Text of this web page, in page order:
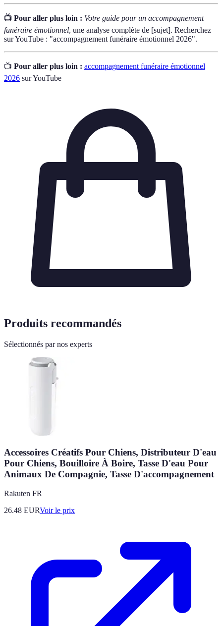
📺 Pour aller plus loin : Votre guide pour un accompagnement
funéraire émotionnel, une analyse complète de [sujet]. Recherchez
sur YouTube : "accompagnement funéraire émotionnel 2026".
📺 Pour aller plus loin : accompagnement funéraire émotionnel
2026 sur YouTube
Produits recommandés
Sélectionnés par nos experts
Accessoires Créatifs Pour Chiens, Distributeur D'eau
Pour Chiens, Bouilloire À Boire, Tasse D'eau Pour
Animaux De Compagnie, Tasse D'accompagnement
Rakuten FR
26.48 EURVoir le prix